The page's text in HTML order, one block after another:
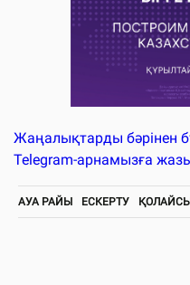
Жаңалықтарды бәрінен
Telegram-арнамызға
АУА РАЙЫ ЕСКЕРТУ